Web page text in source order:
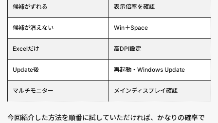
候補がずれる 表示倍率を確認
候補が消えない Win＋Space
Excelだけ 高DPI設定
Update後 再起動・Windows Update
マルチモニター メインディスプレイ確認
今回紹介した方法を順番に試していただければ、かなりの確率で